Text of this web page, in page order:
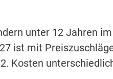
unter 12 Jahren
ist mit
Kosten